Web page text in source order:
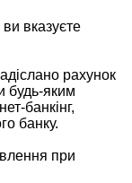
вказуєте
рахунок
будь-яким
банкінг,
банку.
при